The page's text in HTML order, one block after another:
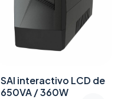
SAI interactivo LCD de
650VA / 360W